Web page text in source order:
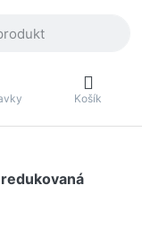
Košík